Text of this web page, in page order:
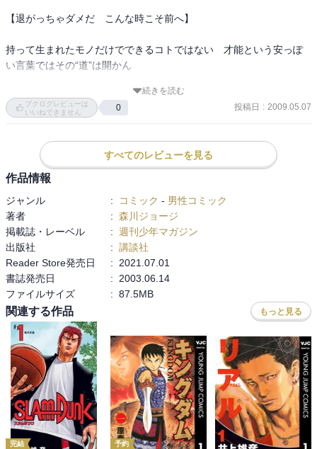
【退がっちゃダメだ　こんな時こそ前へ】
持って生まれたモノだけでできるコトではない　才能という安っぽ
い言葉ではその“道”は開かん
【前へ出るんだっ!!】
（Round 604 勇者の視界）
続きを読む
ブクログレビューは
いいねできません
0 投稿日 : 2009.05.07
すべてのレビューを見る
作品情報
ジャンル : コミック - 男性コミック
著者
: 森川ジョージ
掲載誌・レーベル
: 週刊少年マガジン
出版社
: 講談社
Reader Store発売日
:
2021.07.01
書誌発売日
:
2003.06.14
ファイルサイズ
: 87.5MB
関連する作品 もっと見る
完結 予約